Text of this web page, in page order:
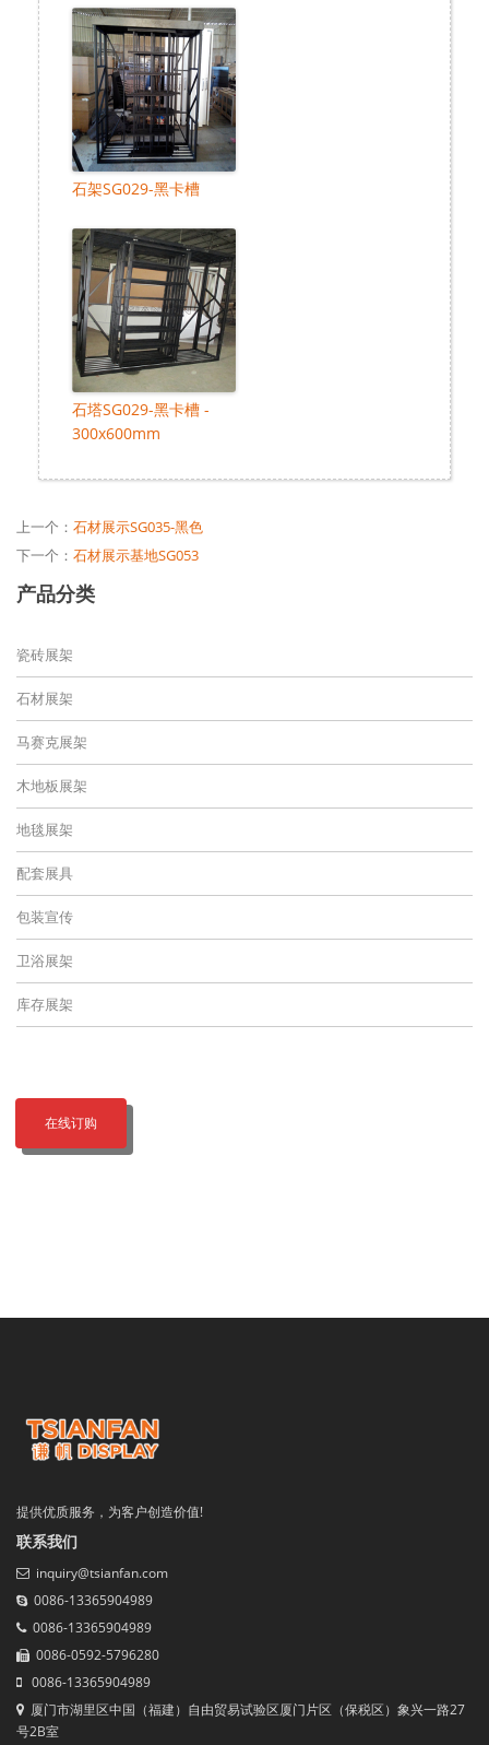
石架SG029-黑卡槽
石塔SG029-黑卡槽 -
300x600mm
上一个： 石材展示SG035-黑色
下一个： 石材展示基地SG053
产品分类
瓷砖展架
石材展架
马赛克展架
木地板展架
地毯展架
配套展具
包装宣传
卫浴展架
库存展架
在线订购
提供优质服务，为客户创造价值!
联系我们
inquiry@tsianfan.com
0086-13365904989
0086-13365904989
0086-0592-5796280
0086-13365904989
厦门市湖里区中国（福建）自由贸易试验区厦门片区（保税区）象兴一路27
号2B室